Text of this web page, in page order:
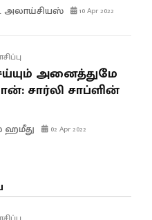
அலாய்சியஸ் 10 Apr 2022
அனைத்துமே
சார்லி சாப்ளின்
ஹமீது 02 Apr 2022